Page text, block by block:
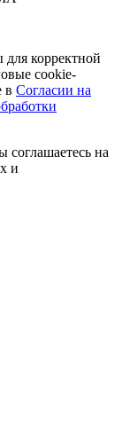
для корректной
cookie-
в Согласии на
на
и